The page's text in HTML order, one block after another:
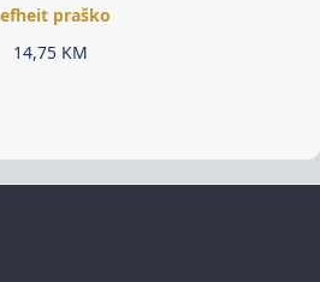
praško
14,75 KM